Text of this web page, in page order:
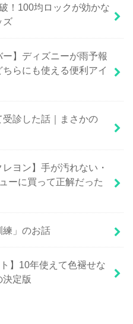
！100均ロックが効かな
ズ
】ディズニーが雨予報
らにも使える便利アイ
診した話｜まさかの
ヨン】手が汚れない・
ーに買って正解だった
練」のお話
】10年使えて色褪せな
決定版